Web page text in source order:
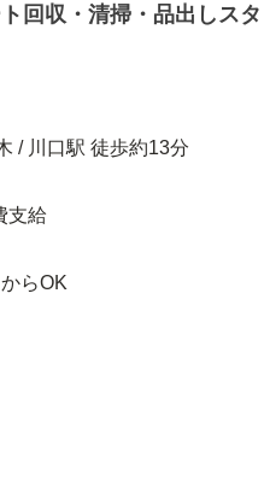
回収・清掃・品出しス
/ 川口駅 徒歩約13分
支給
らOK